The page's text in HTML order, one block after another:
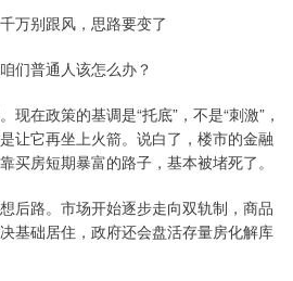
万别跟风，思路要变了
们普通人该怎么办？
在政策的基调是“托底”，不是“刺激”，
让它再坐上火箭。说白了，楼市的金融
买房短期暴富的路子，基本被堵死了。
后路。市场开始逐步走向双轨制，商品
基础居住，政府还会盘活存量房化解库